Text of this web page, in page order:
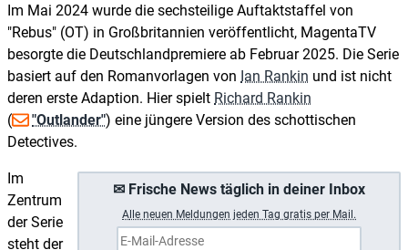
Im Mai 2024 wurde die sechsteilige Auftaktstaffel von
"Rebus" (OT) in Großbritannien veröffentlicht, MagentaTV
besorgte die Deutschlandpremiere ab Februar 2025. Die Serie
basiert auf den Romanvorlagen von Ian Rankin und ist nicht
deren erste Adaption. Hier spielt Richard Rankin
(
"Outlander") eine jüngere Version des schottischen
Detectives.
✉ Frische News täglich in deiner Inbox
Alle neuen Meldungen jeden Tag gratis per Mail.
Im
Zentrum
der Serie
steht der